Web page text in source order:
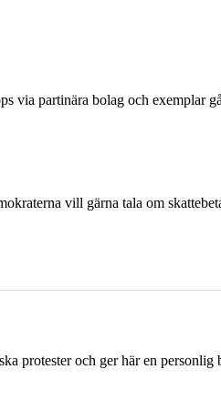
via partinära bolag och exemplar
vill gärna tala om
protester och ger här en personlig